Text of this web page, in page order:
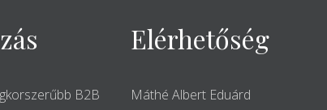
B2B
Elérhetőség
Máthé Albert Eduárd